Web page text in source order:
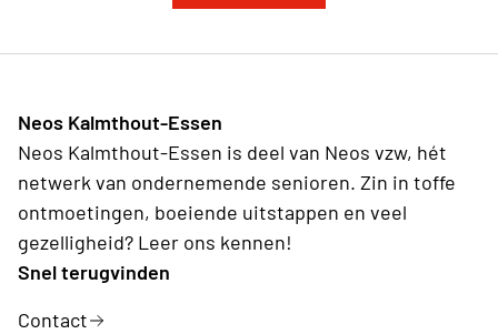
Neos Kalmthout-Essen
Neos Kalmthout-Essen is deel van Neos vzw, hét
netwerk van ondernemende senioren. Zin in toffe
ontmoetingen, boeiende uitstappen en veel
gezelligheid? Leer ons kennen!
Snel terugvinden
Contact